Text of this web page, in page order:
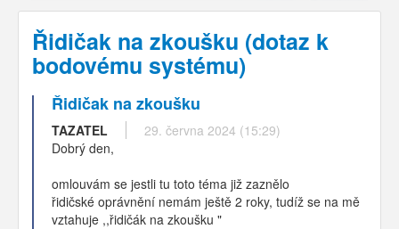
Řidičak na zkoušku (dotaz k
bodovému systému)
Řidičak na zkoušku
TAZATEL
29. června 2024 (15:29)
Dobrý den,
omlouvám se jestli tu toto téma již zaznělo
řidičské oprávnění nemám ještě 2 roky, tudíž se na mě
vztahuje ,,řidičák na zkoušku "